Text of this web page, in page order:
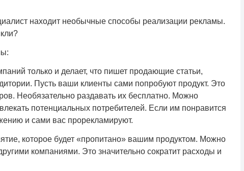
находит необычные способы реализации рекламы.
только и делает, что пишет продающие статьи,
Пусть ваши клиенты сами попробуют продукт. Это
Необязательно раздавать их бесплатно. Можно
потенциальных потребителей. Если им понравится
и сами вас прорекламируют.
которое будет «пропитано» вашим продуктом. Можно
компаниями. Это значительно сократит расходы и